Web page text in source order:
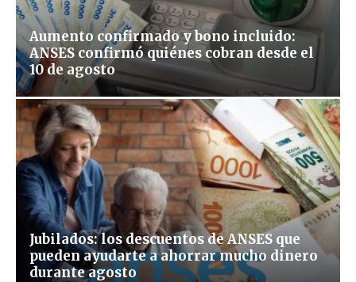
Aumento confirmado y bono incluido:
ANSES confirmó quiénes cobran desde el
10 de agosto
Jubilados: los descuentos de ANSES que
pueden ayudarte a ahorrar mucho dinero
durante agosto